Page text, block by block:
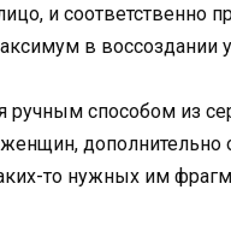
и соответственно
в воссоздании
способом из
дополнительно
то нужных им